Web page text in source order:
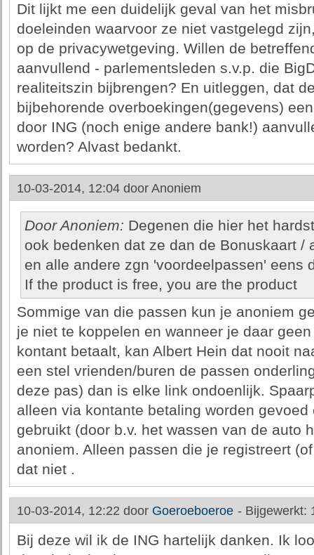
Dit lijkt me een duidelijk geval van het
doeleinden waarvoor ze niet vastgelegd
op de privacywetgeving. Willen de
aanvullend - parlementsleden s.v.p. die
realiteitszin bijbrengen? En uitleggen, dat
bijbehorende overboekingen(gegevens)
door ING (noch enige andere bank!)
worden? Alvast bedankt.
10-03-2014, 12:04 door Anoniem
Door Anoniem: Degenen die hier het
ook bedenken dat ze dan de Bonuskaart /
en alle andere zgn 'voordeelpassen' eens
If the product is free, you are the product
Sommige van die passen kun je anoniem
je niet te koppelen en wanneer je daar
kontant betaalt, kan Albert Hein dat nooit
een stel vrienden/buren de passen
deze pas) dan is elke link ondoenlijk.
alleen via kontante betaling worden
gebruikt (door b.v. het wassen van de auto
anoniem. Alleen passen die je registreert
dat niet .
10-03-2014, 12:22 door Goeroeboeroe - Bijgewerkt:
Bij deze wil ik de ING hartelijk danken. Ik